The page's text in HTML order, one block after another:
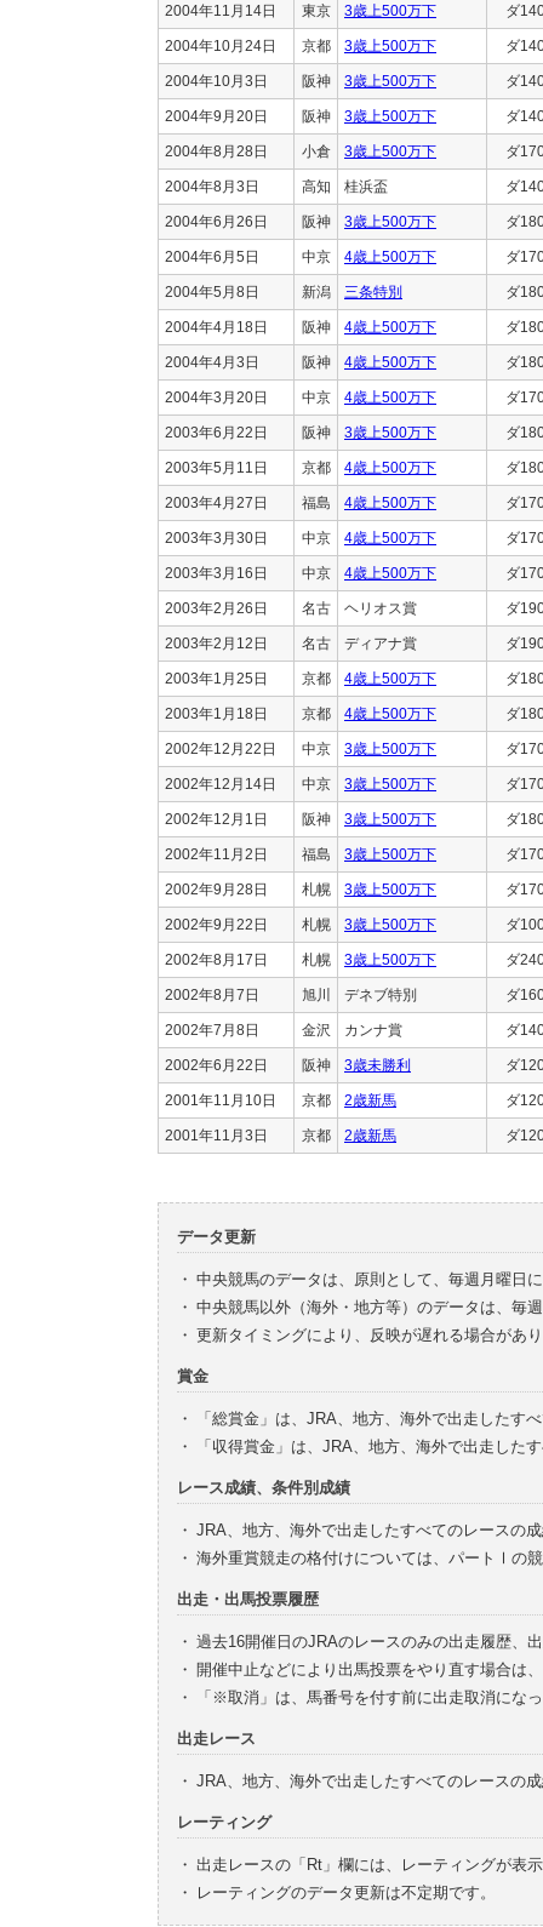
2004年11月14日 東京 3歳上500万下 ダ
2004年10月24日 京都 3歳上500万下 ダ
2004年10月3日 阪神 3歳上500万下 ダ
2004年9月20日 阪神 3歳上500万下 ダ
2004年8月28日 小倉 3歳上500万下 ダ
2004年8月3日 高知 桂浜盃 ダ
2004年6月26日 阪神 3歳上500万下 ダ
2004年6月5日 中京 4歳上500万下 ダ
2004年5月8日 新潟 三条特別 ダ
2004年4月18日 阪神 4歳上500万下 ダ
2004年4月3日 阪神 4歳上500万下 ダ
2004年3月20日 中京 4歳上500万下 ダ
2003年6月22日 阪神 3歳上500万下 ダ
2003年5月11日 京都 4歳上500万下 ダ
2003年4月27日 福島 4歳上500万下 ダ
2003年3月30日 中京 4歳上500万下 ダ
2003年3月16日 中京 4歳上500万下 ダ
2003年2月26日 名古 ヘリオス賞 ダ
2003年2月12日 名古 ディアナ賞 ダ
2003年1月25日 京都 4歳上500万下 ダ
2003年1月18日 京都 4歳上500万下 ダ
2002年12月22日 中京 3歳上500万下 ダ
2002年12月14日 中京 3歳上500万下 ダ
2002年12月1日 阪神 3歳上500万下 ダ
2002年11月2日 福島 3歳上500万下 ダ
2002年9月28日 札幌 3歳上500万下 ダ
2002年9月22日 札幌 3歳上500万下 ダ
2002年8月17日 札幌 3歳上500万下 ダ
2002年8月7日 旭川 デネブ特別 ダ
2002年7月8日 金沢 カンナ賞 ダ
2002年6月22日 阪神 3歳未勝利 ダ
2001年11月10日 京都 2歳新馬 ダ
2001年11月3日 京都 2歳新馬 ダ
データ更新
・ 中央競馬のデータは、原則として、毎週月曜日
・ 中央競馬以外（海外・地方等）のデータは、毎
・ 更新タイミングにより、反映が遅れる場合があ
賞金
・
「総賞金」は、JRA、地方、海外で出走したす
・
「収得賞金」は、JRA、地方、海外で出走した
レース成績、条件別成績
・ JRA、地方、海外で出走したすべてのレースの
・ 海外重賞競走の格付けについては、パートⅠの
出走・出馬投票履歴
・ 過去16開催日のJRAのレースのみの出走履歴、
・ 開催中止などにより出馬投票をやり直す場合は
・
「※取消」は、馬番号を付す前に出走取消にな
出走レース
・ JRA、地方、海外で出走したすべてのレースの
レーティング
・ 出走レースの「Rt」欄には、レーティングが表
・
レーティングのデータ更新は不定期です。